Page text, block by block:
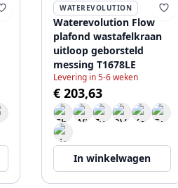
WATEREVOLUTION
Waterevolution Flow
plafond wastafelkraan
uitloop geborsteld
messing T1678LE
Levering in 5-6 weken
€ 203,63
In winkelwagen